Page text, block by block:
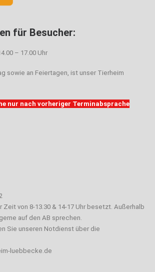
für Besucher:
– 17.00 Uhr
sowie an Feiertagen, ist unser Tierheim
nur nach vorheriger Terminabsprache
Zeit von 8-13.30 & 14-17 Uhr besetzt. Außerhalb
auf den AB sprechen.
Sie unseren Notdienst über die
luebbecke.de